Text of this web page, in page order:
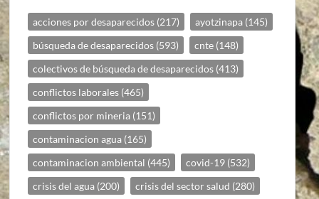
acciones por desaparecidos (217) ayotzinapa (145)
búsqueda de desaparecidos (593) cnte (148)
colectivos de búsqueda de desaparecidos (413)
conflictos laborales (465)
conflictos por mineria (151)
contaminacion agua (165)
contaminacion ambiental (445) covid-19 (532)
crisis del agua (200) crisis del sector salud (280)